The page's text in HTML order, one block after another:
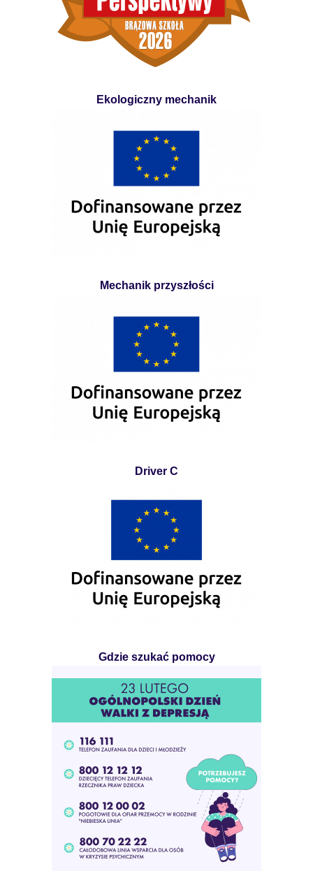
Ekologiczny mechanik
Mechanik przyszłości
Driver C
Gdzie szukać pomocy